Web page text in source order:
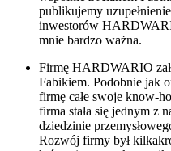
publikujemy
inwestorów
mnie bardzo ważna.
Firmę HARDWARIO
Fabikiem. Podobnie jak
firmę całe swoje know-
firma stała się jednym z
dziedzinie
Rozwój firmy był